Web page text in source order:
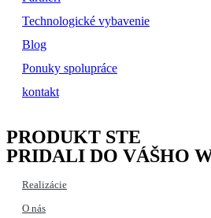
Technologické vybavenie
Blog
Ponuky spolupráce
kontakt
PRODUKT STE
PRIDALI DO VÁŠHO
Realizácie
O nás